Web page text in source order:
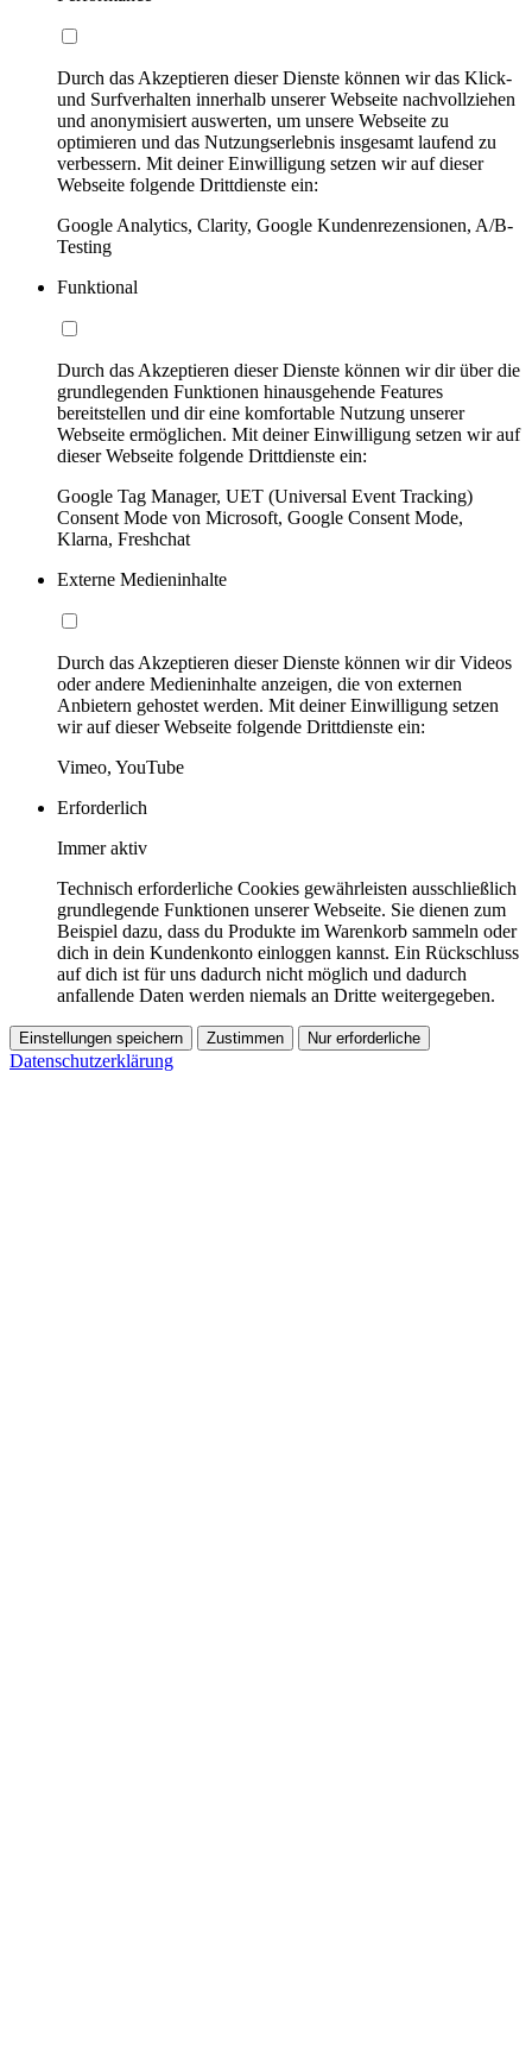
Durch das Akzeptieren dieser Dienste können wir das Klick-
und Surfverhalten innerhalb unserer Webseite nachvollziehen
und anonymisiert auswerten, um unsere Webseite zu
optimieren und das Nutzungserlebnis insgesamt laufend zu
verbessern. Mit deiner Einwilligung setzen wir auf dieser
Webseite folgende Drittdienste ein:
Google Analytics, Clarity, Google Kundenrezensionen, A/B-
Testing
Funktional
Durch das Akzeptieren dieser Dienste können wir dir über die
grundlegenden Funktionen hinausgehende Features
bereitstellen und dir eine komfortable Nutzung unserer
Webseite ermöglichen. Mit deiner Einwilligung setzen wir auf
dieser Webseite folgende Drittdienste ein:
Google Tag Manager, UET (Universal Event Tracking)
Consent Mode von Microsoft, Google Consent Mode,
Klarna, Freshchat
Externe Medieninhalte
Durch das Akzeptieren dieser Dienste können wir dir Videos
oder andere Medieninhalte anzeigen, die von externen
Anbietern gehostet werden. Mit deiner Einwilligung setzen
wir auf dieser Webseite folgende Drittdienste ein:
Vimeo, YouTube
Erforderlich
Immer aktiv
Technisch erforderliche Cookies gewährleisten ausschließlich
grundlegende Funktionen unserer Webseite. Sie dienen zum
Beispiel dazu, dass du Produkte im Warenkorb sammeln oder
dich in dein Kundenkonto einloggen kannst. Ein Rückschluss
auf dich ist für uns dadurch nicht möglich und dadurch
anfallende Daten werden niemals an Dritte weitergegeben.
Einstellungen speichern Zustimmen Nur erforderliche
Datenschutzerklärung